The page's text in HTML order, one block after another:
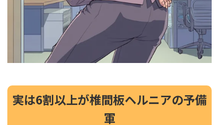
実は6割以上が椎間板ヘルニアの予備
軍